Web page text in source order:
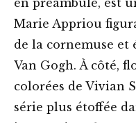
en préambule, est
Marie Appriou
de la cornemuse et
Van Gogh. À côté,
colorées de Vivian
série plus étoffée